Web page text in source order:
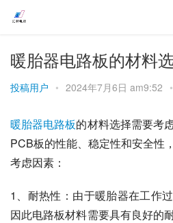
暖胎器电路板的材料
投稿用户 • 2024年7月6日 am9:52 •
暖胎器电路板的材料选择需要考
PCB板的性能、稳定性和安全性
考虑因素：
1、耐热性：由于暖胎器在工作
因此电路板材料需要具有良好的